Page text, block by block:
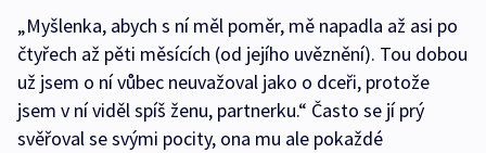
„Myšlenka, abych s ní měl poměr, mě napadla až asi po
čtyřech až pěti měsících (od jejího uvěznění). Tou dobou
už jsem o ní vůbec neuvažoval jako o dceři, protože
jsem v ní viděl spíš ženu, partnerku.“ Často se jí prý
svěřoval se svými pocity, ona mu ale pokaždé